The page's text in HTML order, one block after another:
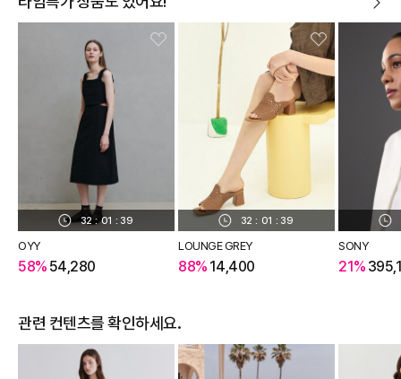
32 : 01 : 38
OYY
58% 54,280
32 : 01 : 38
LOUNGE GREY
88% 14,400
SONY
21%
관련 컨텐츠를 확인하세요.